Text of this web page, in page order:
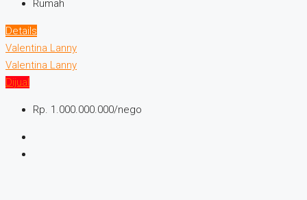
Rumah
Details
Valentina Lanny
Valentina Lanny
Dijual
Rp. 1.000.000.000/nego